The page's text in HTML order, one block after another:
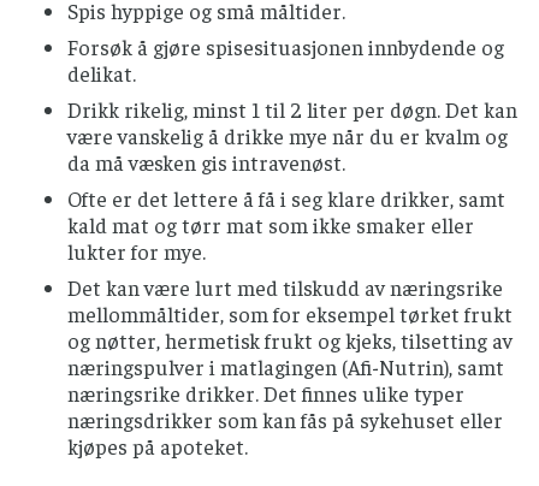
Spis hyppige og små måltider.
Forsøk å gjøre spisesituasjonen innbydende og
delikat.
Drikk rikelig, minst 1 til 2 liter per døgn. Det kan
være vanskelig å drikke mye når du er kvalm og
da må væsken gis intravenøst.
Ofte er det lettere å få i seg klare drikker, samt
kald mat og tørr mat som ikke smaker eller
lukter for mye.
Det kan være lurt med tilskudd av næringsrike
mellommåltider, som for eksempel tørket frukt
og nøtter, hermetisk frukt og kjeks, tilsetting av
næringspulver i matlagingen (Afi-Nutrin), samt
næringsrike drikker. Det finnes ulike typer
næringsdrikker som kan fås på sykehuset eller
kjøpes på apoteket.